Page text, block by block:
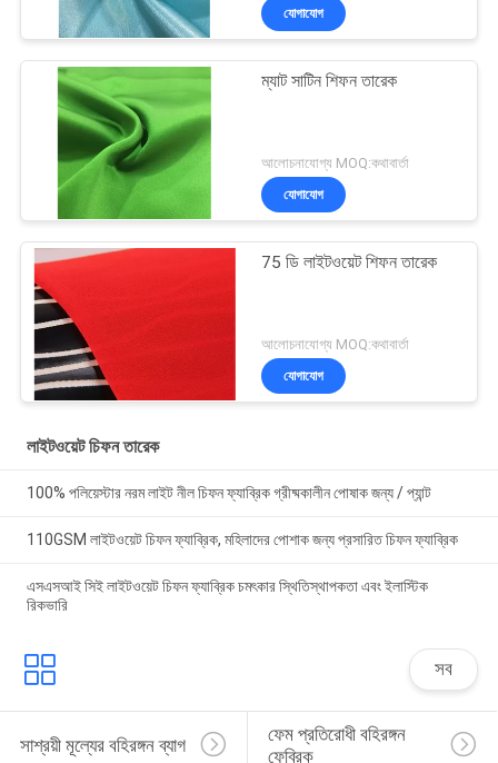
যোগাযোগ
ম্যাট সাটিন শিফন তারেক
আলোচনাযোগ্য MOQ:কথাবার্তা
যোগাযোগ
75 ডি লাইটওয়েট শিফন তারেক
আলোচনাযোগ্য MOQ:কথাবার্তা
যোগাযোগ
লাইটওয়েট চিফন তারেক
100% পলিয়েস্টার নরম লাইট নীল চিফন ফ্যাব্রিক গ্রীষ্মকালীন পোষাক জন্য / প্যান্ট
110GSM লাইটওয়েট চিফন ফ্যাব্রিক, মহিলাদের পোশাক জন্য প্রসারিত চিফন ফ্যাব্রিক
এসএসআই সিই লাইটওয়েট চিফন ফ্যাব্রিক চমৎকার স্থিতিস্থাপকতা এবং ইলাস্টিক
রিকভারি
সব
সাশ্রয়ী মূল্যের বহিরঙ্গন ব্যাগ
ফেম প্রতিরোধী বহিরঙ্গন
ফেব্রিক